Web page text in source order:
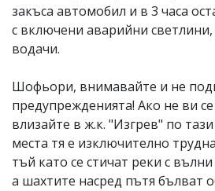
закъса автомобил и в 3 часа
с включени аварийни светлини,
водачи.
Шофьори, внимавайте и не
предупрежденията! Ако не ви
влизайте в ж.к. "Изгрев" по
места тя е изключително
тъй като се стичат реки с
а шахтите насред пътя бълват